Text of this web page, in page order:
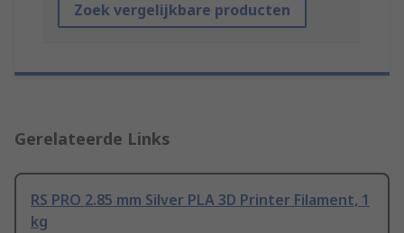
Zoek vergelijkbare producten
Gerelateerde Links
RS PRO 2.85 mm Silver PLA 3D Printer Filament, 1
kg